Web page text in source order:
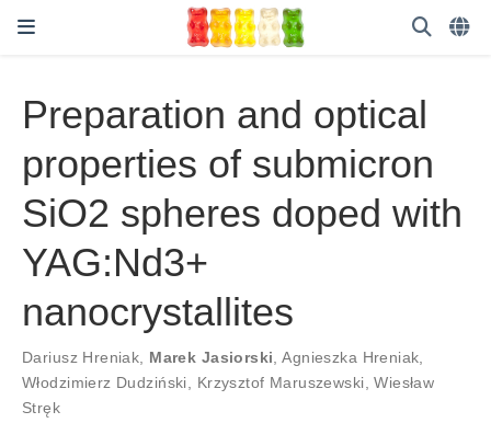
Preparation and optical
properties of submicron
SiO2 spheres doped with
YAG:Nd3+
nanocrystallites
Dariusz Hreniak, Marek Jasiorski,Agnieszka Hreniak,
Włodzimierz Dudziński, Krzysztof Maruszewski,Wiesław
Stręk